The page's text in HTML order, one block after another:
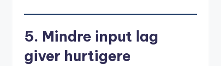
5. Mindre input lag
giver hurtigere